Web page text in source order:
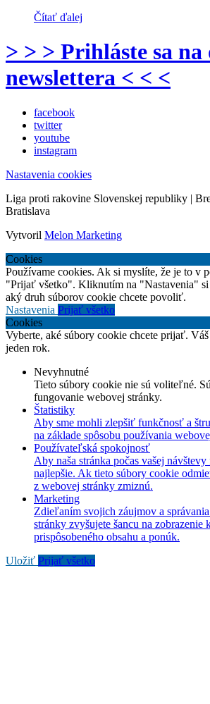
Čítať ďalej
> > > Prihláste sa na
newslettera < < <
facebook
twitter
youtube
instagram
Nastavenia cookies
Liga proti rakovine Slovenskej republiky |
Bratislava
Vytvoril Melon Marketing
Cookies
Používame cookies. Ak si myslíte, že je to v
"Prijať všetko". Kliknutím na "Nastavenia"
aký druh súborov cookie chcete povoliť.
Nastavenia Prijať všetko
Cookies
Vyberte, aké súbory cookie chcete prijať.
jeden rok.
Nevyhnutné
Tieto súbory cookie nie sú voliteľné.
fungovanie webovej stránky.
Štatistiky
Aby sme mohli zlepšiť funkčnosť a
na základe spôsobu používania
Používateľská spokojnosť
Aby naša stránka počas vašej
najlepšie. Ak tieto súbory cookie
z webovej stránky zmiznú.
Marketing
Zdieľaním svojich záujmov a
stránky zvyšujete šancu na zobrazenie
prispôsobeného obsahu a ponúk.
Uložiť Prijať všetko